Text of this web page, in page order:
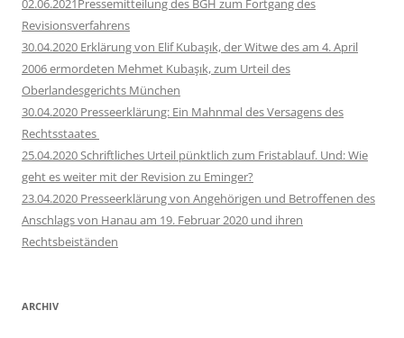
02.06.2021Pressemitteilung des BGH zum Fortgang des
Revisionsverfahrens
30.04.2020 Erklärung von Elif Kubaşık, der Witwe des am 4. April
2006 ermordeten Mehmet Kubaşık, zum Urteil des
Oberlandesgerichts München
30.04.2020 Presseerklärung: Ein Mahnmal des Versagens des
Rechtsstaates
25.04.2020 Schriftliches Urteil pünktlich zum Fristablauf. Und: Wie
geht es weiter mit der Revision zu Eminger?
23.04.2020 Presseerklärung von Angehörigen und Betroffenen des
Anschlags von Hanau am 19. Februar 2020 und ihren
Rechtsbeiständen
ARCHIV